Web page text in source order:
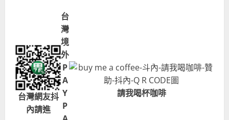
台灣網友抖
內請進
台
灣
境
外
P
A
Y
P
請我喝杯咖啡